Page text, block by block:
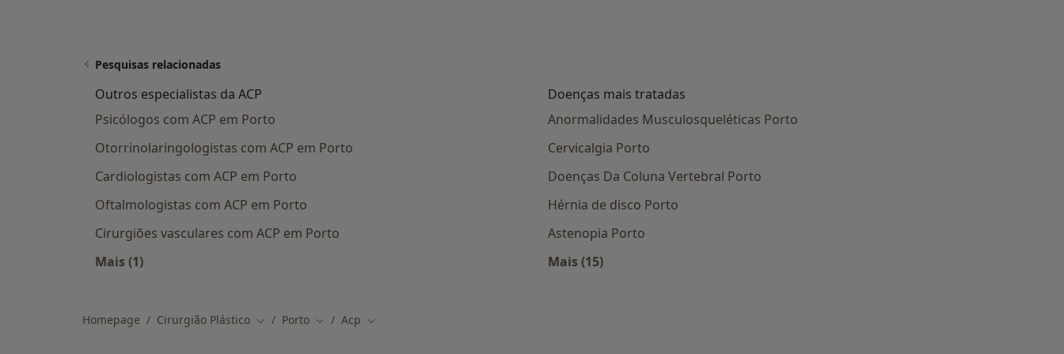
Pesquisas relacionadas
Outros especialistas da ACP
Psicólogos com ACP em Porto
Otorrinolaringologistas com ACP em Porto
Cardiologistas com ACP em Porto
Oftalmologistas com ACP em Porto
Cirurgiões vasculares com ACP em Porto
Mais (1)
Doenças mais tratadas
Anormalidades Musculosqueléticas Porto
Cervicalgia Porto
Doenças Da Coluna Vertebral Porto
Hérnia de disco Porto
Astenopia Porto
Mais (15)
Homepage Cirurgião Plástico Mudar de cidade
Porto Mudar de cidade
Acp Mudar de cidade